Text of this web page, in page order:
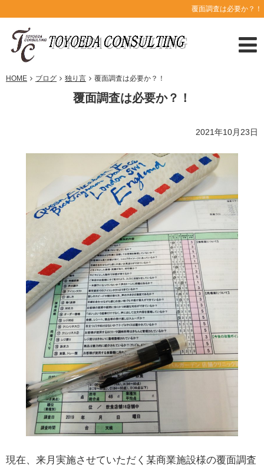
覆面調査は必要か？！
HOME ブログ 独り言 覆面調査は必要か？！
覆面調査は必要か？！
2021年10月23日
現在、来月実施させていただく某商業施設様の覆面調査